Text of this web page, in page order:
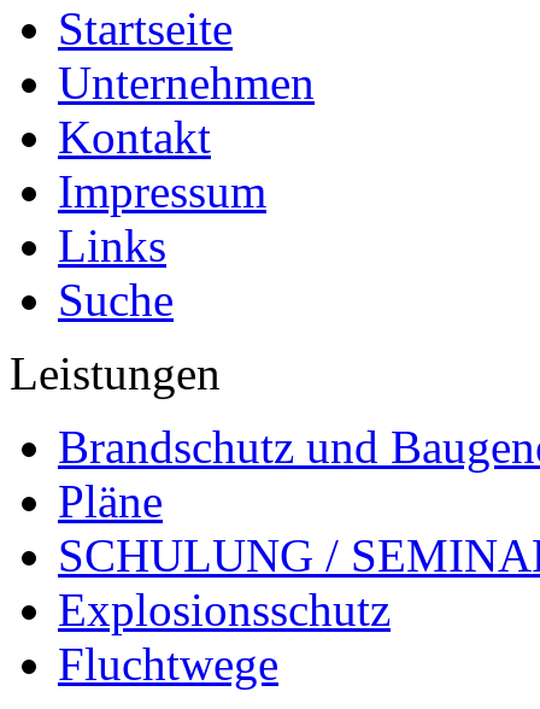
Startseite
Unternehmen
Kontakt
Impressum
Links
Suche
Leistungen
Brandschutz und
Pläne
SCHULUNG /
Explosionsschutz
Fluchtwege